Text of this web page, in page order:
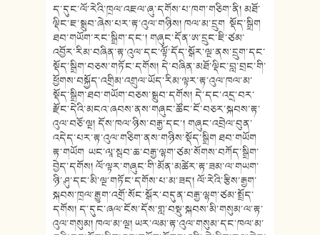
ད་དུང་ལོ་རེའི་ཁྲལ་འཇལ་ཞུ་དགོས་པ་ཁག་གཅིག་ནི། མཐོ་
ལྡིང་ཇ་སྒྲུབ་ཞེས་པར་རྟ་འུལ་གཉིས། ཁལ་མ་དྲུག སྡོད་སྒྲིག
ཐབ་གཡོག་རང་སྒྲིག་དང་། གཞུང་དོན་ཨ་དྲུང་ཇི་ཙམ་
འབྱོར་རིམ་བཞིན་རྟ་འུལ་དང་ལྟོ་དོད་སྒོར་ལྔ་ནས་དྲུག་དང་
སྡོད་སྒྲིག་བཅས་གཏོང་དགོས། དེ་བཞིན་མཐོ་ལྡིང་བླ་བྲང་གི་
ཕྱོགས་བསྐྱོད་འགྲིམ་འགྲུལ་ཡོད་རིམ་ལྟར་རྟ་འུལ་ཁལ་མ་
སྡོད་སྒྲིག་ཐབ་གཡོག་བཅས་སྒྲུབ་དགོས། དེ་དང་འདྲ་བར་
རྫོང་དེའི་མངའ་ཞབས་ནས་གཞུང་ཚོང་ངོ་བཅར་སྐབས་རྟ་
འུལ་བཅོ་ལྔ། དོས་ཁལ་ཉིས་བརྒྱ་དང་། གཞུང་འབྲེལ་བུན་
འདེད་པར་རྟ་འུལ་གཅིག་ནས་གཉིས་སྡོད་སྒྲིག ཐབ་གཡོག
རྟ་གཡོག ཡང་ལཱ་སྦབ་ཆ་བརྒྱ་ལྷག་ཙམ་སོགས་བཀོད་སྒྲིག་
བྱེད་དགོས། ལོ་ལྟར་གཞུང་གི་མོན་མཚེར་རྟ་ཟམ་ལ་གཡག་
ཉི་ཤུ་དང་མི་ལྔ་གཏོང་དགོས་པ་མ་ཟད། ལོ་རེའི་རྩིས་རྒྱག་
སྐབས་ཁྲལ་རྒྱུག་འགྲོ་སོང་སྒོར་བདུན་བརྒྱ་ལྷག་ཙམ་སྤྲོད་
དགོས། ད་དུང་ཞལ་ངོས་དོས་གླ་བསྡུ་སྐབས་མི་གསུམ་ལ་རྟ་
འུལ་གསུམ། ཁལ་མ་ལྔ། ཡར་ལམ་རྟ་འུལ་གསུམ་དང་ཁལ་མ་